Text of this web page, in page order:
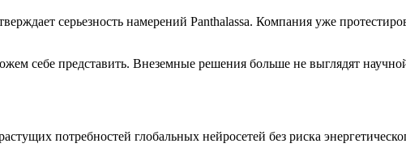
серьезность намерений Panthalassa. Компания уже
себе представить. Внеземные решения больше не выглядят
потребностей глобальных нейросетей без риска